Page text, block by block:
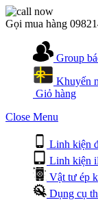
Gọi mua hàng
Group
Khuyến
Giỏ hàng
Close Menu
Linh kiện
Linh kiện
Vật tư ép
Dụng cụ